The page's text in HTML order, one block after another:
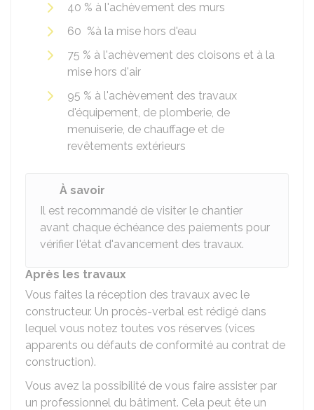
40 % à l'achèvement des murs
60 %à la mise hors d'eau
75 % à l'achèvement des cloisons et à la
mise hors d'air
95 % à l'achèvement des travaux
d'équipement, de plomberie, de
menuiserie, de chauffage et de
revêtements extérieurs
À savoir
Il est recommandé de visiter le chantier
avant chaque échéance des paiements pour
vérifier l'état d'avancement des travaux.
Après les travaux
Vous faites la réception des travaux avec le
constructeur. Un procès-verbal est rédigé dans
lequel vous notez toutes vos réserves (vices
apparents ou défauts de conformité au contrat de
construction).
Vous avez la possibilité de vous faire assister par
un professionnel du bâtiment. Cela peut ête un